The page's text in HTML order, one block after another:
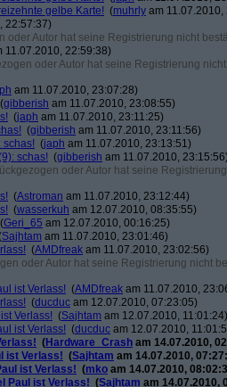
gelbe Karte! (muhrly am 11.07.2010,
22:57:37)
oder Autor hat seine Registrierung nicht
11.07.2010, 22:59:38)
oder Autor hat seine Registrierung
am 11.07.2010, 23:07:28)
(gibberish am 11.07.2010, 23:08:55)
(japh am 11.07.2010, 23:11:25)
(gibberish am 11.07.2010, 23:11:56)
schas! (japh am 11.07.2010, 23:13:51)
schas! (gibberish am 11.07.2010,
oder Autor hat seine
(Astroman am 11.07.2010, 23:12:44)
(wasserkuh am 12.07.2010, 08:35:55)
(Geri_65 am 12.07.2010, 00:16:25)
Sajhtam am 11.07.2010, 23:01:46)
(AMDfreak am 11.07.2010, 23:02:56)
oder Autor hat seine Registrierung nicht
ist Verlass! (AMDfreak am 11.07.2010,
(ducduc am 12.07.2010, 07:23:05)
Verlass! (Sajhtam am 12.07.2010, 11:01:24)
ist Verlass! (ducduc am 12.07.2010,
(Hardware_Crash am 14.07.2010,
ist Verlass! (Sajhtam am 14.07.2010,
ist Verlass! (mko am 14.07.2010,
Paul ist Verlass! (Sajhtam am 14.07.2010,